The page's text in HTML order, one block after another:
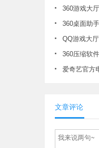
360游戏大
360桌面助
QQ游戏大
360压缩软
爱奇艺官方
文章评论